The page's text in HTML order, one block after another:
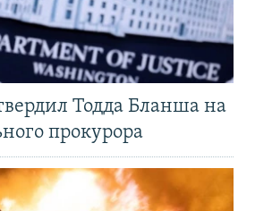
Тодда Бланша на
прокурора